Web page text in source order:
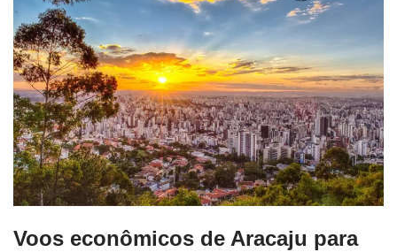
Voos econômicos de Aracaju para